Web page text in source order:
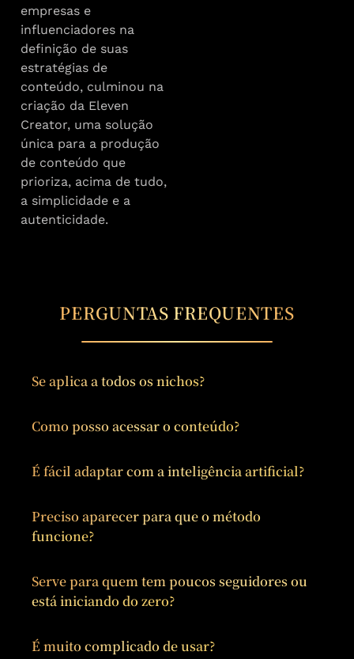
empresas e
influenciadores na
definição de suas
estratégias de
conteúdo, culminou na
criação da Eleven
Creator, uma solução
única para a produção
de conteúdo que
prioriza, acima de tudo,
a simplicidade e a
autenticidade.
PERGUNTAS FREQUENTES
Se aplica a todos os nichos?
Como posso acessar o conteúdo?
É fácil adaptar com a inteligência artificial?
Preciso aparecer para que o método
funcione?
Serve para quem tem poucos seguidores ou
está iniciando do zero?
É muito complicado de usar?